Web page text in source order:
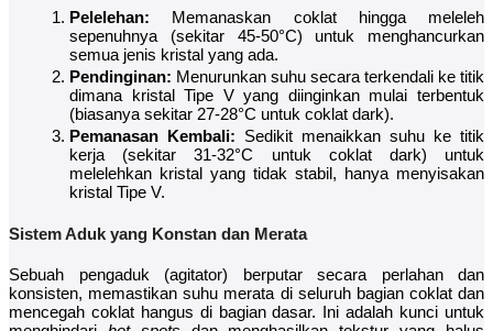
Pelelehan: Memanaskan coklat hingga meleleh
sepenuhnya (sekitar 45-50°C) untuk menghancurkan
semua jenis kristal yang ada.
Pendinginan: Menurunkan suhu secara terkendali ke titik
dimana kristal Tipe V yang diinginkan mulai terbentuk
(biasanya sekitar 27-28°C untuk coklat dark).
Pemanasan Kembali: Sedikit menaikkan suhu ke titik
kerja (sekitar 31-32°C untuk coklat dark) untuk
melelehkan kristal yang tidak stabil, hanya menyisakan
kristal Tipe V.
Sistem Aduk yang Konstan dan Merata
Sebuah pengaduk (agitator) berputar secara perlahan dan
konsisten, memastikan suhu merata di seluruh bagian coklat dan
mencegah coklat hangus di bagian dasar. Ini adalah kunci untuk